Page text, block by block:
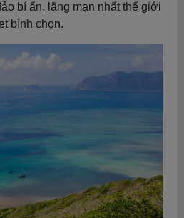
bí ẩn, lãng mạn nhất thế giới
bình chọn.